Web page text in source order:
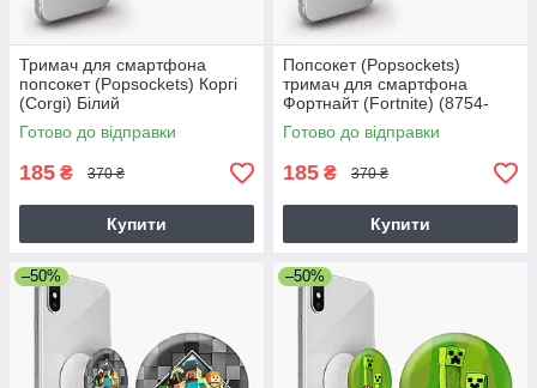
Тримач для смартфона
попсокет (Popsockets) Коргі
(Corgi) Білий
Готово до відправки
185 ₴ 370 ₴
Купити
Попсокет (Popsockets)
тримач для смартфона
Фортнайт (Fortnite) (8754-
1195)
Готово до відправки
185 ₴ 370 ₴
Купити
–50% –50%